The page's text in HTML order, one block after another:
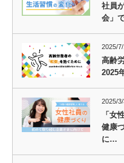
社員
会」
2025/7/
高齢
2025
2025/
「女
健康
に…